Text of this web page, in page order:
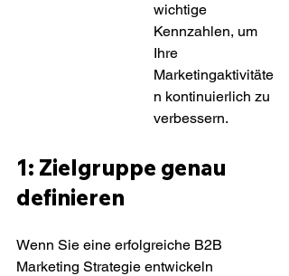
wichtige
Kennzahlen, um
Ihre
Marketingaktivitäte
n kontinuierlich zu
verbessern.
1: Zielgruppe genau
definieren
Wenn Sie eine erfolgreiche B2B
Marketing Strategie entwickeln